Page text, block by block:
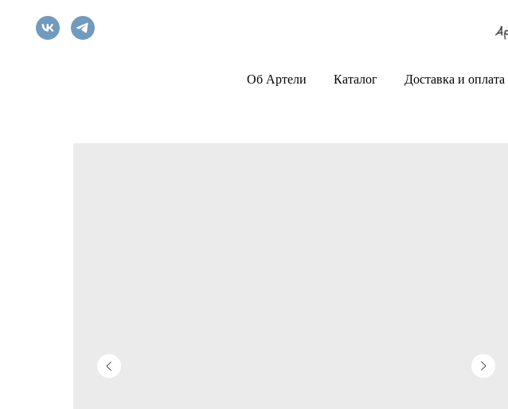
Об Артели Каталог Доставка и оплата